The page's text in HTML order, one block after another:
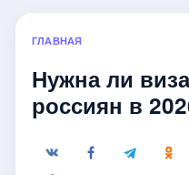
ГЛАВНАЯ
Нужна ли
россиян в